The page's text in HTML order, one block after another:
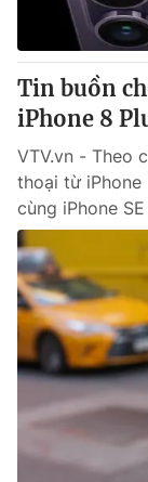
Cơ quan báo chí:
Giấy phép hoạt
cấp ngày 29/12/
Tổng Biên tập:Vũ
Phó Tổng Biên
Tổng đài VTV:
Ðiện thoại Thời
Email:
Liên hệ quảng cáo:
Tin buồn
iPhone 8
VTV.vn - Theo
thoại từ iPhone
cùng iPhone